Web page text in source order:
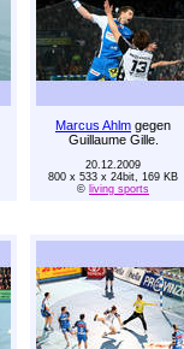
Marcus Ahlm gegen
Guillaume Gille.
20.12.2009
800 x 533 x 24bit, 169 KB
© living sports